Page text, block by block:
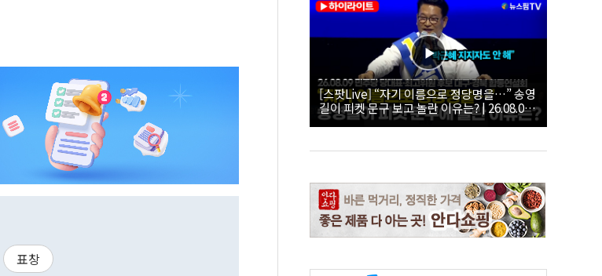
표창
[스팟Live] “자기 이름으로 정당명을…” 송영
길이 피켓 문구 보고 놀란 이유는? | 26.08.09
더불어민주당 당대표·최고위원 후보 대구·경